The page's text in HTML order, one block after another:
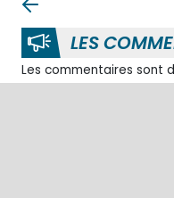
LES
Les commentaires sont